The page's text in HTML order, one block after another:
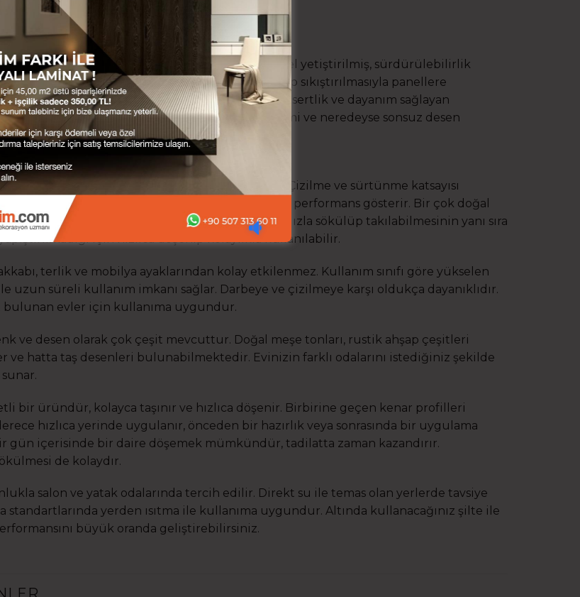
NEDİR?
teknoloji ürünü bir zemin kaplamasıdır. Endüstriyel yetiştirilmiş, sürdürülebilirlik
elde edilen ağaçların işlenerek güçlendirip sıkıştırılmasıyla panellere
üzerinde desen kaplaması ve geliştirilmiş sertlik ve dayanım sağlayan
kaplıdır. Bu sayede çeşitli ebat, döşeme sistemi ve neredeyse sonsuz desen
PARKE KULLANMALIYIM?
çeşit sunar ve hepsinden önemlisi dayanıklıdır. Çizilme ve sürtünme katsayısı
tekstil bazlı zemin ürünlerinden çok üstün performans gösterir. Bir çok doğal
tersine bakım ve özenli kullanım gerektirmez. Hızla sökülüp takılabilmesinin yanı sıra
için hızlıca döşenip kolaylıkla kullanılabilir.
terlik ve mobilya ayaklarından kolay etkilenmez. Kullanım sınıfı göre yükselen
uzun süreli kullanım imkanı sağlar. Darbeye ve çizilmeye karşı oldukça dayanıklıdır.
bulunan evler için kullanıma uygundur.
ve desen olarak çok çeşit mevcuttur. Doğal meşe tonları, rustik ahşap çeşitleri
ve hatta taş desenleri bulunabilmektedir. Evinizin farklı odalarını istediğiniz şekilde
sunar.
bir üründür, kolayca taşınır ve hızlıca döşenir. Birbirine geçen kenar profilleri
hızlıca yerinde uygulanır, önceden bir hazırlık veya sonrasında bir uygulama
gün içerisinde bir daire döşemek mümkündür, tadilatta zaman kazandırır.
de kolaydır.
salon ve yatak odalarında tercih edilir. Direkt su ile temas olan yerlerde tavsiye
standartlarında yerden ısıtma ile kullanıma uygundur. Altında kullanacağınız şilte ile
büyük oranda geliştirebilirsiniz.